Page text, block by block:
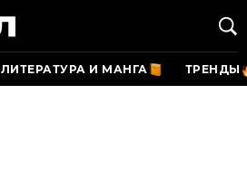
ЛИТЕРАТУРА И МАНГА ТРЕНДЫ